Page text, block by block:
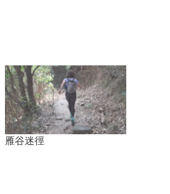
雁谷迷徑